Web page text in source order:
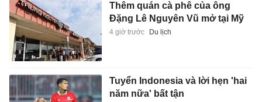
Thêm quán cà phê của ông
Đặng Lê Nguyên Vũ mở tại Mỹ
4 giờ trước Du lịch
Tuyển Indonesia và lời hẹn 'hai
năm nữa' bất tận